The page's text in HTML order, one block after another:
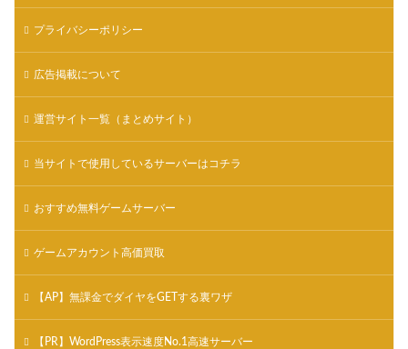
プライバシーポリシー
広告掲載について
運営サイト一覧（まとめサイト）
当サイトで使用しているサーバーはコチラ
おすすめ無料ゲームサーバー
ゲームアカウント高価買取
【AP】無課金でダイヤをGETする裏ワザ
【PR】WordPress表示速度No.1高速サーバー